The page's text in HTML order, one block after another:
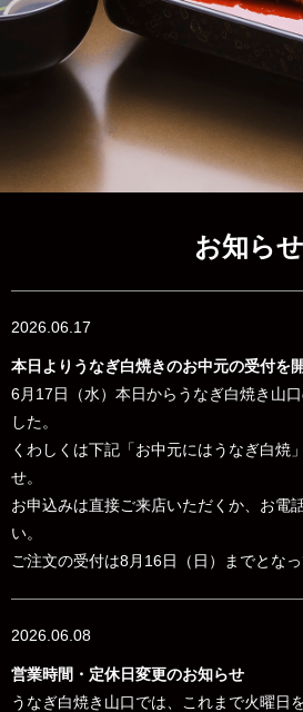
お知らせ
2026.06.17
本日よりうなぎ白焼きのお中元の受付を
6月17日（水）本日からうなぎ白焼き山
した。
くわしくは下記「お中元にはうなぎ白焼
せ。
お申込みは直接ご来店いただくか、お電
い。
ご注文の受付は8月16日（日）までとなっ
2026.06.08
営業時間・定休日変更のお知らせ
うなぎ白焼き山口では、これまで火曜日